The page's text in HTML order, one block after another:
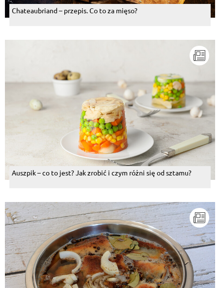
Chateaubriand – przepis. Co to za mięso?
Auszpik – co to jest? Jak zrobić i czym różni się od sztamu?